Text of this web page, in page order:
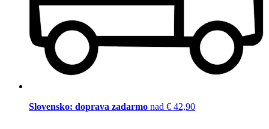
Slovensko: doprava zadarmo nad € 42,90